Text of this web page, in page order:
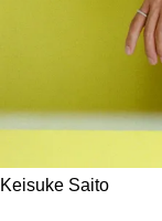
Keisuke Saito